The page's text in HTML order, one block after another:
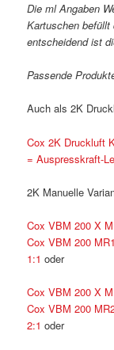
Die ml Angaben
Kartuschen befüllt
entscheidend ist
Passende
Auch als 2K
Cox 2K Druckluft
= Auspresskraft-
2K Manuelle
Cox VBM 200 X
Cox VBM 200
1:1 oder
Cox VBM 200 X
Cox VBM 200
2:1 oder